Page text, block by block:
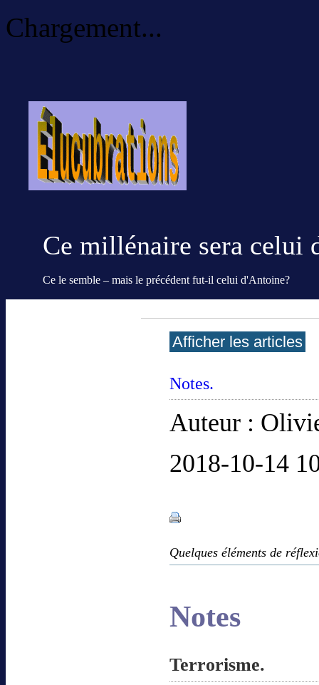
Chargement...
Ce millénaire sera celui
Ce le semble – mais le précédent fut-il celui d'Antoine?
Afficher les articles
Notes.
Auteur :
2018-10-14
Quelques éléments de
Notes
Terrorisme.